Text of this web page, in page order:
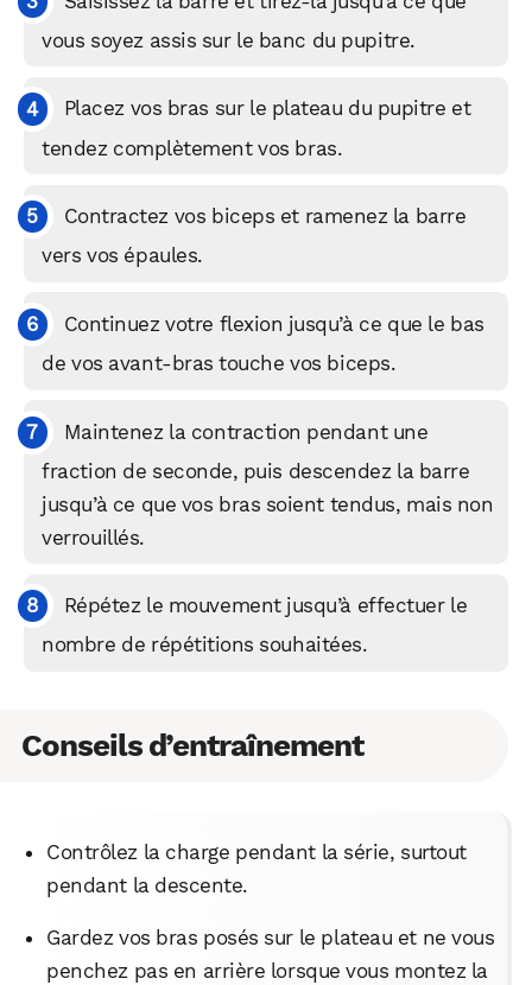
vous soyez assis sur le banc du pupitre.
Placez vos bras sur le plateau du pupitre et
tendez complètement vos bras.
Contractez vos biceps et ramenez la barre
vers vos épaules.
Continuez votre flexion jusqu’à ce que le bas
de vos avant-bras touche vos biceps.
Maintenez la contraction pendant une
fraction de seconde, puis descendez la barre
jusqu’à ce que vos bras soient tendus, mais non
verrouillés.
Répétez le mouvement jusqu’à effectuer le
nombre de répétitions souhaitées.
Conseils d’entraînement
Contrôlez la charge pendant la série, surtout
pendant la descente.
Gardez vos bras posés sur le plateau et ne vous
penchez pas en arrière lorsque vous montez la